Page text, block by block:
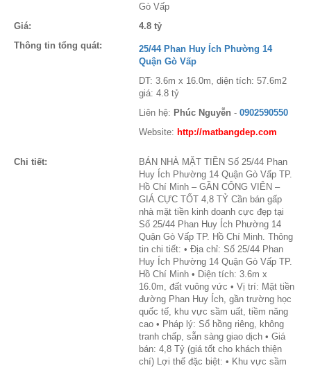
Gò Vấp
Giá:
4.8 tỷ
Thông tin tổng quát:
25/44 Phan Huy Ích Phường 14
Quận Gò Vấp
DT: 3.6m x 16.0m, diện tích: 57.6m2
giá: 4.8 tỷ
Liên hệ: Phúc Nguyễn - 0902590550
Website: http://matbangdep.com
Chi tiết:
BÁN NHÀ MẶT TIỀN Số 25/44 Phan
Huy Ích Phường 14 Quận Gò Vấp TP.
Hồ Chí Minh – GẦN CÔNG VIÊN –
GIÁ CỰC TỐT 4,8 TỶ Cần bán gấp
nhà mặt tiền kinh doanh cực đẹp tại
Số 25/44 Phan Huy Ích Phường 14
Quận Gò Vấp TP. Hồ Chí Minh. Thông
tin chi tiết: • Địa chỉ: Số 25/44 Phan
Huy Ích Phường 14 Quận Gò Vấp TP.
Hồ Chí Minh • Diện tích: 3.6m x
16.0m, đất vuông vức • Vị trí: Mặt tiền
đường Phan Huy Ích, gần trường học
quốc tế, khu vực sầm uất, tiềm năng
cao • Pháp lý: Sổ hồng riêng, không
tranh chấp, sẵn sàng giao dịch • Giá
bán: 4,8 Tỷ (giá tốt cho khách thiện
chí) Lợi thế đặc biệt: • Khu vực sầm